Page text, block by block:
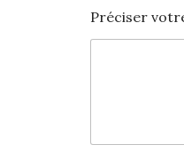
Préciser